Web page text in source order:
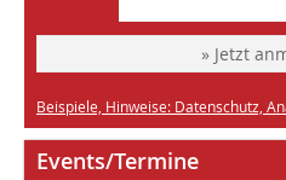
» Jetzt
Beispiele, Hinweise: Datenschutz,
Events/Termine